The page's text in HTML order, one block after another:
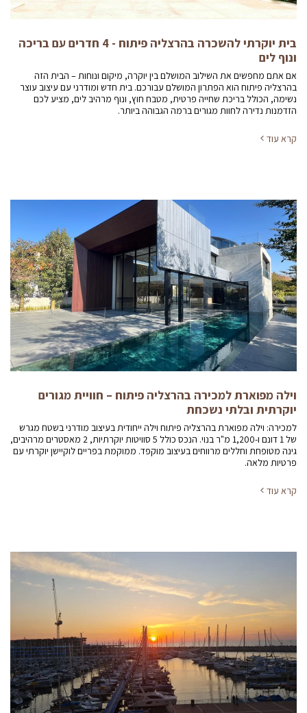
בית יוקרתי להשכרה בהרצליה פיתוח - 4 חדרים עם בריכה
ונוף לים
אם אתם מחפשים את השילוב המושלם בין יוקרה, מיקום ונוחות – הבית הזה
בהרצליה פיתוח הוא הפתרון המושלם עבורכם. בית חדש ומודרני עם עיצוב עוצר
נשימה, הכולל בריכת שחייה פרטית, מטבח חוץ, ונוף מרהיב לים, מציע לכם
הזדמנות נדירה לחוות מגורים ברמה הגבוהה ביותר.
קרא עוד
וילה מפוארת למכירה בהרצליה פיתוח – חוויית מגורים
יוקרתית ובלתי נשכחת
למכירה: וילה מפוארת בהרצליה פיתוח וילה ייחודית בעיצוב מודרני בשטח מגרש
של 1 דונם ו-1,200 מ"ר בנוי. הנכס כולל 5 סוויטות יוקרתיות, 2 מאסטרים מרהיבים,
גינה מטופחת וחללים מרווחים בעיצוב מוקפד. ממוקמת בפריים לוקיישן יוקרתי עם
פרטיות מלאה.
קרא עוד